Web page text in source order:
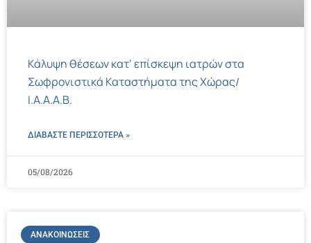
Κάλυψη θέσεων κατ’ επίσκεψη ιατρών στα
Σωφρονιστικά Καταστήματα της Χώρας/
Ι.Α.Α.Α.Β.
ΔΙΑΒΑΣΤΕ ΠΕΡΙΣΣΌΤΕΡΑ »
05/08/2026
ΑΝΑΚΟΙΝΏΣΕΙΣ